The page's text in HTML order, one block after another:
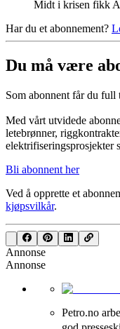
Midt i krisen fikk
Har du et abonnement?
Du må være
Som abonnent får du full
Med vårt utvidede
letebrønner,
elektrifiseringsprosjekter
Bli abonnent her
Ved å opprette et
kjøpsvilkår.
Annonse
Annonse
Petro.no